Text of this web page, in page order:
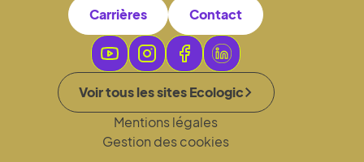
Carrières Contact
Voir tous les sites Ecologic
Mentions légales
Gestion des cookies